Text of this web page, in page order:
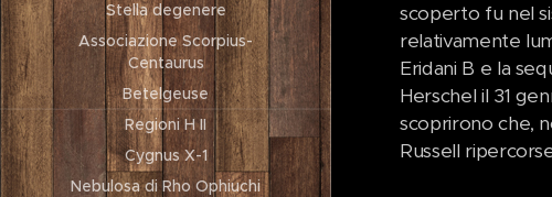
Stella degenere
Associazione Scorpius-
Centaurus
Betelgeuse
Regioni H II
Cygnus X-1
Nebulosa di Rho Ophiuchi
scoperto fu nel
relativamente
Eridani B e la
Herschel il 31
scoprirono che,
Russell